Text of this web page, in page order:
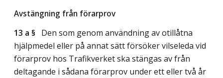
Avstängning från förarprov
13 a § Den som genom användning av otillåtna
hjälpmedel eller på annat sätt försöker vilseleda vid
förarprov hos Trafikverket ska stängas av från
deltagande i sådana förarprov under ett eller två år